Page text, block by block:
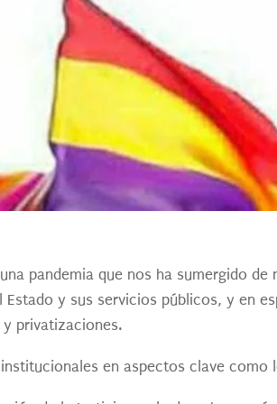
pandemia que nos ha sumergido
y sus servicios públicos, y en
privatizaciones.
en aspectos clave como